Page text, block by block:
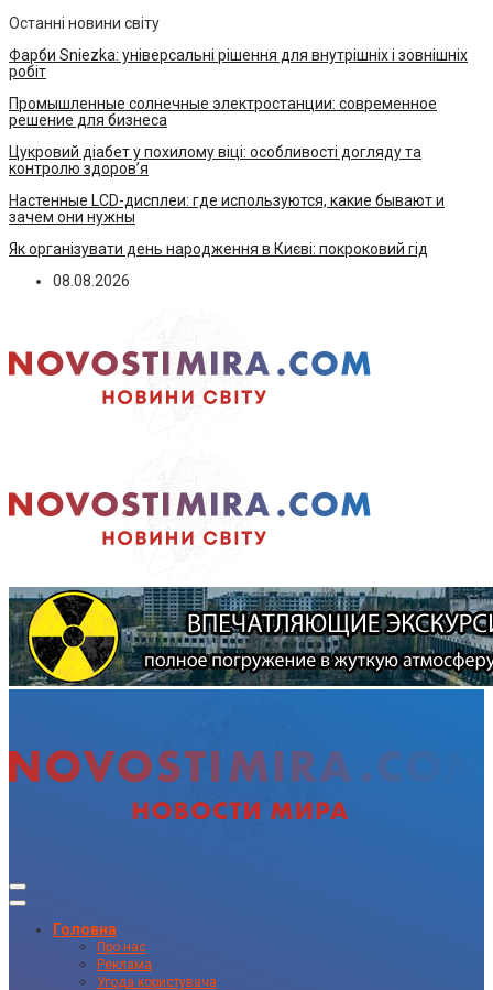
Останні новини світу
Фарби Sniezka: універсальні рішення для внутрішніх і зовнішніх
робіт
Промышленные солнечные электростанции: современное
решение для бизнеса
Цукровий діабет у похилому віці: особливості догляду та
контролю здоров’я
Настенные LCD-дисплеи: где используются, какие бывают и
зачем они нужны
Як організувати день народження в Києві: покроковий гід
08.08.2026
Головна
Про нас
Реклама
Угода користувача